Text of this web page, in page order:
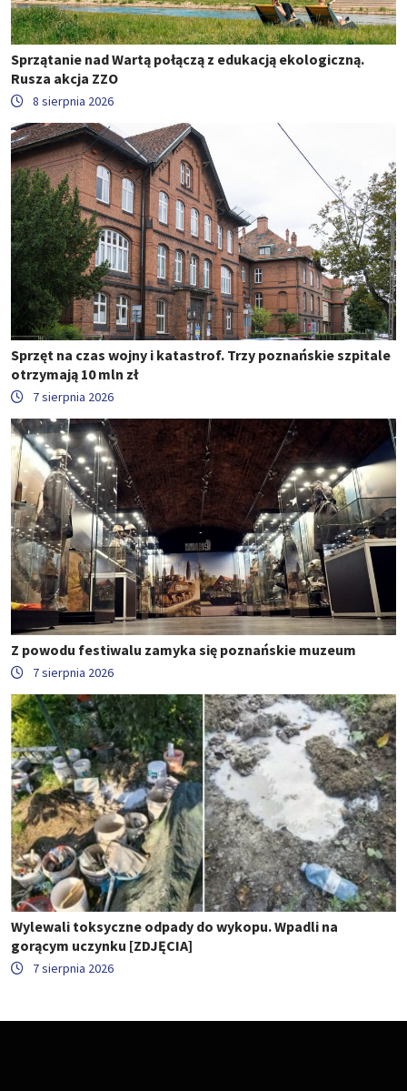
Sprzątanie nad Wartą połączą z edukacją ekologiczną.
Rusza akcja ZZO
8 sierpnia 2026
Sprzęt na czas wojny i katastrof. Trzy poznańskie szpitale
otrzymają 10 mln zł
7 sierpnia 2026
Z powodu festiwalu zamyka się poznańskie muzeum
7 sierpnia 2026
Wylewali toksyczne odpady do wykopu. Wpadli na
gorącym uczynku [ZDJĘCIA]
7 sierpnia 2026